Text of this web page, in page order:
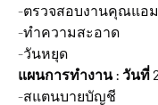
-ตรวจสอบงานคุณแอ
-ทำความสะอาด
-วันหยุด
แผนการทำงาน : วันที่
-สแตนบายบัญชี